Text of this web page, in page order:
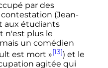
par des
(Jean-
aux étudiants
n'est plus le
un comédien
est mort »[13]) et le
agitée qui